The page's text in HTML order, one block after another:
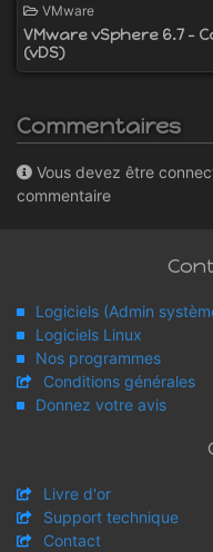
VMware
VMware vSphere 6.7 -
(vDS)
Commentaires
Vous devez être
commentaire
Logiciels (Admin
Logiciels Linux
Nos programmes
Conditions générales
Donnez votre avis
Livre d'or
Support technique
Contact